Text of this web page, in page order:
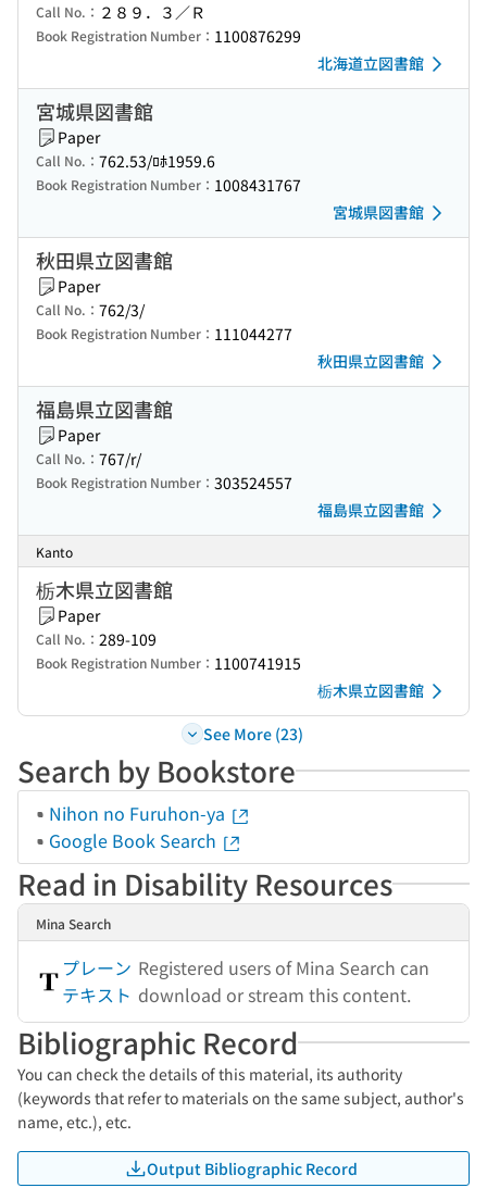
Call No.： ２８９．３／Ｒ
Book Registration Number： 1100876299
北海道立図書館
宮城県図書館
Paper
Call No.： 762.53/ﾛﾎ1959.6
Book Registration Number： 1008431767
宮城県図書館
秋田県立図書館
Paper
Call No.： 762/3/
Book Registration Number： 111044277
秋田県立図書館
福島県立図書館
Paper
Call No.： 767/r/
Book Registration Number： 303524557
福島県立図書館
Kanto
栃木県立図書館
Paper
Call No.： 289-109
Book Registration Number： 1100741915
栃木県立図書館
See More (23)
Search by Bookstore
Nihon no Furuhon-ya
Google Book Search
Read in Disability Resources
Mina Search
プレーン
テキスト
Registered users of Mina Search can
download or stream this content.
Bibliographic Record
You can check the details of this material, its authority
(keywords that refer to materials on the same subject, author's
name, etc.), etc.
Output Bibliographic Record